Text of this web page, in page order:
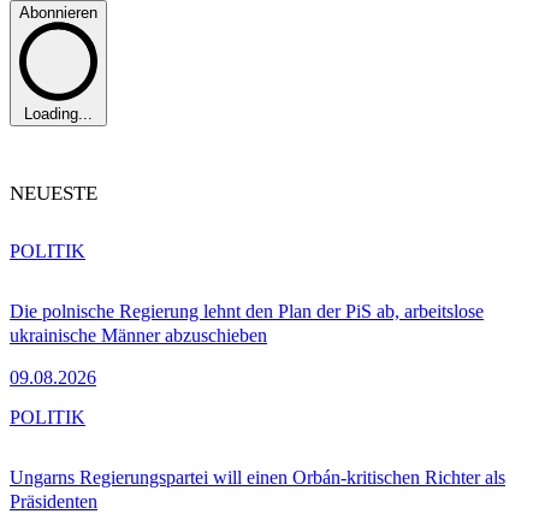
Abonnieren
Loading...
NEUESTE
Die polnische Regierung lehnt den Plan der PiS ab, arbeitslose
ukrainische Männer abzuschieben
09.08.2026
POLITIK
Ungarns Regierungspartei will einen Orbán-kritischen Richter als
Präsidenten
POLITIK